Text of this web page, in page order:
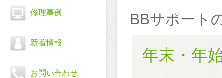
修理事例
新着情報
お問い合わせ
BBサポート
年末・年